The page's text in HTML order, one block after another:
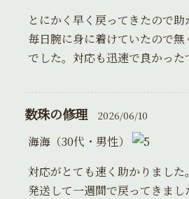
とにかく早く戻ってきたので助
毎日腕に身に着けていたので
でした。対応も迅速で良かった
数珠の修理 2026/06/10
海海（30代・男性）
対応がとても速く助かりました。
発送して一週間で戻ってきまし